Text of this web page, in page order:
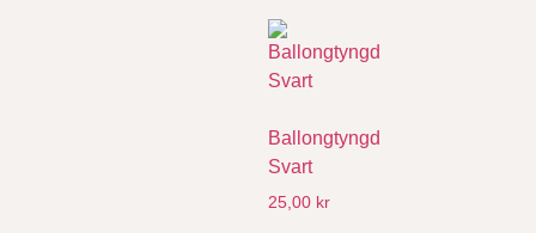
Ballongtyngd
Svart
25,00 kr